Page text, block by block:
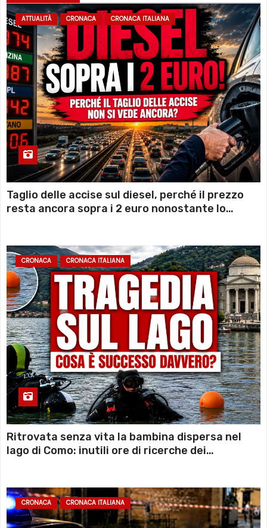
ATTUALITÀ CRONACA CRONACA ITALIANA
Taglio delle accise sul diesel, perché il prezzo
resta ancora sopra i 2 euro nonostante lo
CRONACA CRONACA ITALIANA
Ritrovata senza vita la bambina dispersa nel
lago di Como: inutili ore di ricerche dei
CRONACA CRONACA ITALIANA